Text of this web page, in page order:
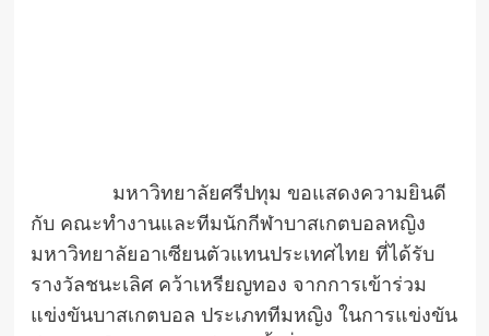
มหาวิทยาลัยศรีปทุม ขอแสดงความยินดี
กับ คณะทำงานและทีมนักกีฬาบาสเกตบอลหญิง
มหาวิทยาลัยอาเซียนตัวแทนประเทศไทย ที่ได้รับ
รางวัลชนะเลิศ คว้าเหรียญทอง จากการเข้าร่วม
แข่งขันบาสเกตบอล ประเภททีมหญิง ในการแข่งขัน